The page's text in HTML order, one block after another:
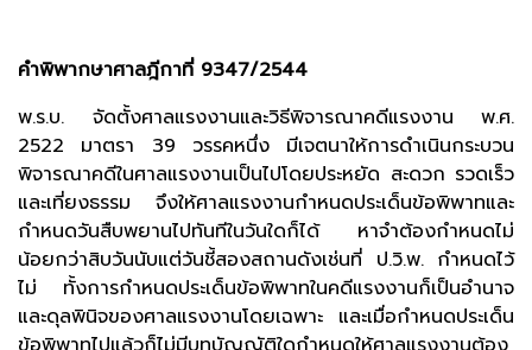
คำพิพากษาศาลฎีกาที่ 9347/2544
พ.ร.บ. จัดตั้งศาลแรงงานและวิธีพิจารณาคดีแรงงาน พ.ศ.
2522 มาตรา 39 วรรคหนึ่ง มีเจตนาให้การดำเนินกระบวน
พิจารณาคดีในศาลแรงงานเป็นไปโดยประหยัด สะดวก รวดเร็ว
และเที่ยงธรรม จึงให้ศาลแรงงานกำหนดประเด็นข้อพิพาทและ
กำหนดวันสืบพยานไปทันทีในวันใดก็ได้ หาจำต้องกำหนดไม่
น้อยกว่าสิบวันนับแต่วันชี้สองสถานดังเช่นที่ ป.วิ.พ. กำหนดไว้
ไม่ ทั้งการกำหนดประเด็นข้อพิพาทในคดีแรงงานก็เป็นอำนาจ
และดุลพินิจของศาลแรงงานโดยเฉพาะ และเมื่อกำหนดประเด็น